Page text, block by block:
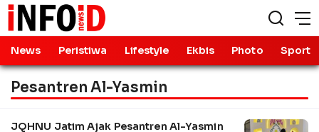
News Peristiwa Lifestyle Ekbis Photo Sport
Pesantren Al-Yasmin
JQHNU Jatim Ajak Pesantren Al-Yasmin